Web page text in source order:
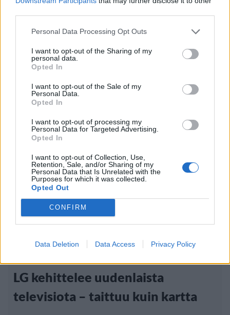
Personal Data Processing Opt Outs
I want to opt-out of the Sharing of my
personal data.
Opted In
I want to opt-out of the Sale of my
Personal Data.
Opted In
I want to opt-out of processing my
Personal Data for Targeted Advertising.
Opted In
I want to opt-out of Collection, Use,
Retention, Sale, and/or Sharing of my
Personal Data that Is Unrelated with the
Purposes for which it was collected.
Opted Out
CONFIRM
Data Deletion Data Access Privacy Policy
Uskotko silmiäsi? Tulevaisuuden
teknologiaa esiteltiin Las
Vegasissa
6.11.2019, 18:40
LG kehittelee uudenlaista
televisiota – taittuu kuin kartta